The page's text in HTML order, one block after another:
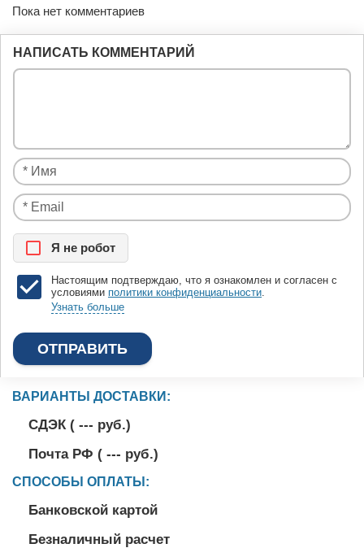
Пока нет комментариев
НАПИСАТЬ КОММЕНТАРИЙ
Я нe рoбoт
Настоящим подтверждаю, что я ознакомлен и согласен с
условиями политики конфиденциальности
Узнать больше
ВАРИАНТЫ ДОСТАВКИ:
СДЭК ( --- руб.)
Почта РФ ( --- руб.)
СПОСОБЫ ОПЛАТЫ:
Банковской картой
Безналичный расчет